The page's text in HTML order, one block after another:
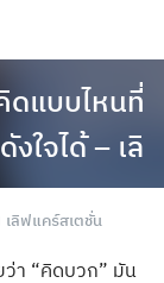
ดแบบไหนที่
ใจได้ – เลิ
เลิฟแคร์สเตชั่น
ว่า “คิดบวก” มัน